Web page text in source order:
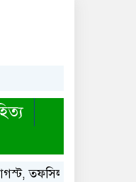
তফসিল ঘোষণা ইসির